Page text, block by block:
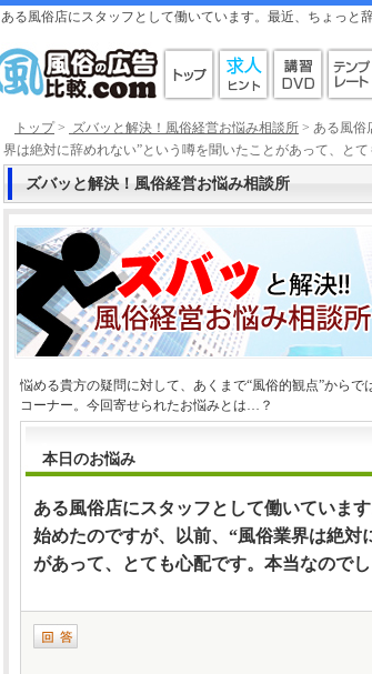
ある風俗店にスタッフとして働いています。最近、ちょっと
トップ> ズバッと解決！風俗経営お悩み相談所 > ある風俗
界は絶対に辞めれない”という噂を聞いたことがあって、と
ズバッと解決！風俗経営お悩み相談所
悩める貴方の疑問に対して、あくまで“風俗的観点”から
コーナー。今回寄せられたお悩みとは…？
本日のお悩み
ある風俗店にスタッフとして働いていま
始めたのですが、以前、“風俗業界は絶対
があって、とても心配です。本当なので